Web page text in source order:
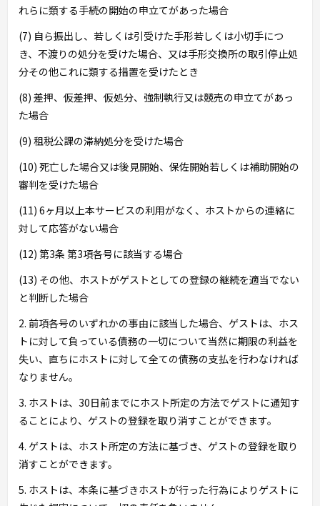
れらに類する手続の開始の申立てがあった場合
(7) 自ら振出し、若しくは引受けた手形若しくは小切手につ
き、不渡りの処分を受けた場合、又は手形交換所の取引停止処
分その他これに類する措置を受けたとき
(8) 差押、仮差押、仮処分、強制執行又は競売の申立てがあっ
た場合
(9) 租税公課の滞納処分を受けた場合
(10) 死亡した場合又は後見開始、保佐開始若しくは補助開始の
審判を受けた場合
(11) 6ヶ月以上本サービスの利用がなく、ホストからの連絡に
対して応答がない場合
(12) 第3条 第3項各号に該当する場合
(13) その他、ホストがゲストとしての登録の継続を適当でない
と判断した場合
2. 前項各号のいずれかの事由に該当した場合、ゲストは、ホス
トに対して負っている債務の一切について当然に期限の利益を
失い、直ちにホストに対して全ての債務の支払を行わなければ
なりません。
3. ホストは、30日前までにホスト所定の方法でゲストに通知す
ることにより、ゲストの登録を取り消すことができます。
4. ゲストは、ホスト所定の方法に基づき、ゲストの登録を取り
消すことができます。
5. ホストは、本条に基づきホストが行った行為によりゲストに